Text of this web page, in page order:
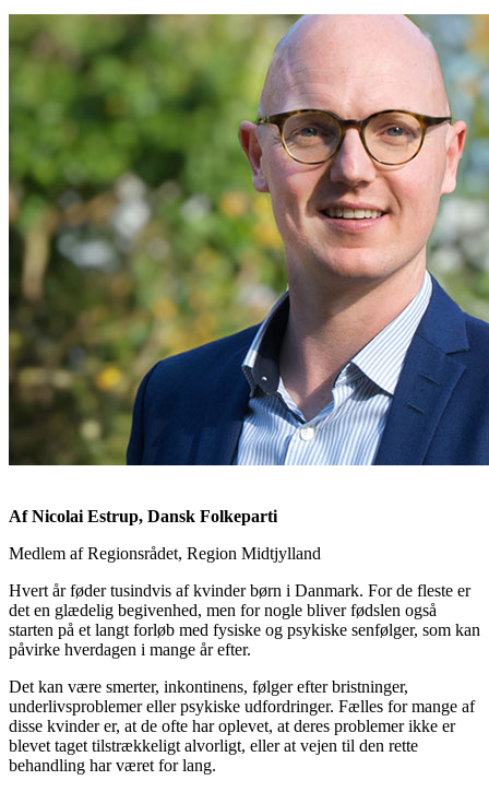
Af Nicolai Estrup, Dansk Folkeparti
Medlem afRegionsrådet, Region Midtjylland
Hvert år føder tusindvis af kvinder børn i Danmark. For de fleste er
det en glædelig begivenhed, men for nogle bliver fødslen også
starten på et langt forløb med fysiske og psykiske senfølger, som kan
påvirke hverdagen i mange år efter.
Det kan være smerter, inkontinens, følger efter bristninger,
underlivsproblemer eller psykiske udfordringer. Fælles for mange af
disse kvinder er, at de ofte har oplevet, at deres problemer ikke er
blevet taget tilstrækkeligt alvorligt, eller at vejen til den rette
behandling har været for lang.